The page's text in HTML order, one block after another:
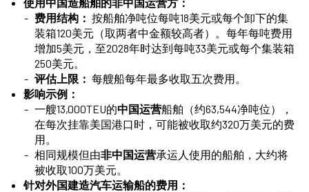
费用结构： 按船舶净吨位每吨18美元或每个卸下的集
装箱120美元（取两者中金额较高者）。每年每吨费用
增加5美元，至2028年时达到每吨33美元或每个集装箱
250美元。
评估上限： 每艘船每年最多收取五次费用。
影响示例：
一艘13,000TEU的中国运营船舶（约63,544净吨位），
在每次挂靠美国港口时，可能被收取约320万美元的费
用。
相同规模但由非中国运营承运人使用的船舶，大约将
被收取100万美元。
针对外国建造汽车运输船的费用：